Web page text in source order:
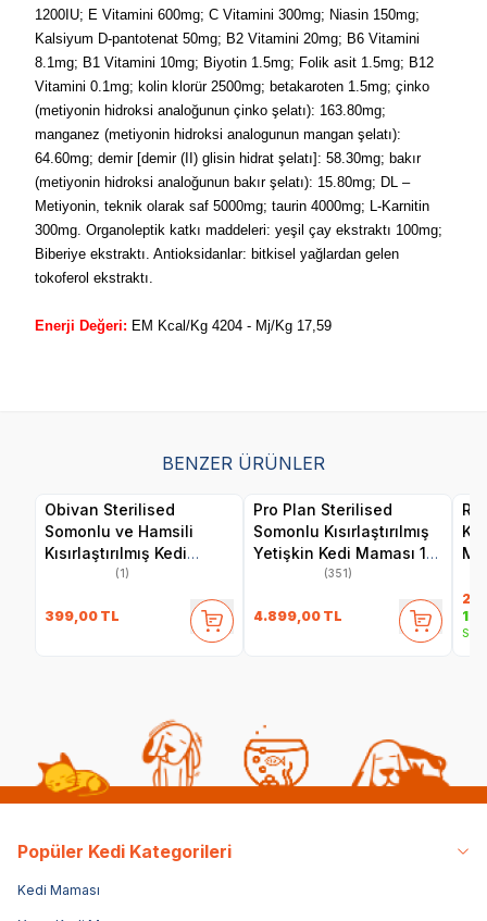
1200IU; E Vitamini 600mg; C Vitamini 300mg; Niasin 150mg;
Kalsiyum D-pantotenat 50mg; B2 Vitamini 20mg; B6 Vitamini
8.1mg; B1 Vitamini 10mg; Biyotin 1.5mg; Folik asit 1.5mg; B12
Vitamini 0.1mg; kolin klorür 2500mg; betakaroten 1.5mg; çinko
(metiyonin hidroksi analoğunun çinko şelatı): 163.80mg;
manganez (metiyonin hidroksi analogunun mangan şelatı):
64.60mg; demir [demir (II) glisin hidrat şelatı]: 58.30mg; bakır
(metiyonin hidroksi analoğunun bakır şelatı): 15.80mg; DL –
Metiyonin, teknik olarak saf 5000mg; taurin 4000mg; L-Karnitin
300mg. Organoleptik katkı maddeleri: yeşil çay ekstraktı 100mg;
Biberiye ekstraktı. Antioksidanlar: bitkisel yağlardan gelen
tokoferol ekstraktı.
Enerji Değeri: EM Kcal/Kg 4204 - Mj/Kg 17,59
BENZER ÜRÜNLER
Obivan Sterilised
Somonlu ve Hamsili
Kısırlaştırılmış Kedi
Maması 2 kg
(1)
399,00 TL
Pro Plan Sterilised
Somonlu Kısırlaştırılmış
Yetişkin Kedi Maması 10
(351)
4.899,00 TL
Popüler Kedi Kategorileri
Kedi Maması